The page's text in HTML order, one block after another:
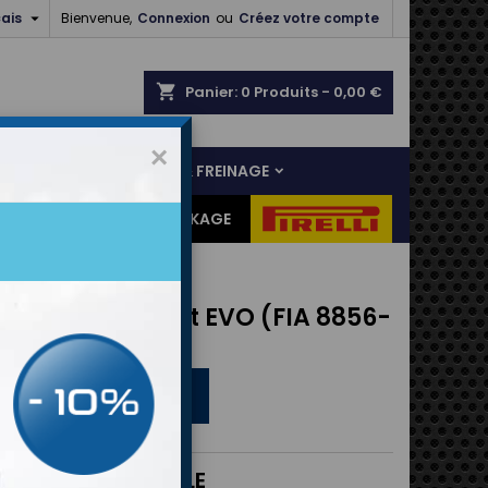
Bienvenue, Connexion ou Créez votre compte

shopping_cart Panier: 0 Produits - 0,00 €
LIAISON AU SOL & FREINAGE
DESTOCKAGE
P1 Gent EVO (FIA 8856-
APPROVED
ABORDABLE
×